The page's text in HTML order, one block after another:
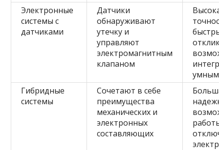
Электронные
системы с
датчиками
Датчики
обнаруживают
утечку и
управляют
электромагнитным
клапаном
Гибридные
системы
Сочетают в себе
преимущества
механических и
электронных
составляющих